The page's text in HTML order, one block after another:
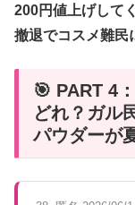
200円値上げして
撤退でコスメ難民
🎯 PART 4
どれ？ガル
パウダーが